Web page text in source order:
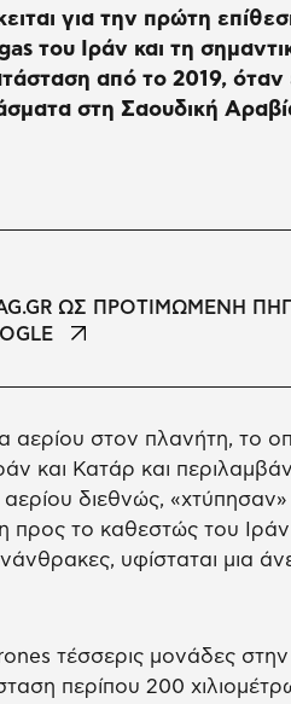
για την πρώτη
του Ιράν και τη
από το 2019, όταν
στη Σαουδική
ΩΣ ΠΡΟΤΙΜΩΜΕΝΗ
αερίου στον πλανήτη, το
και Κατάρ και
διεθνώς, «χτύπησαν»
προς το καθεστώς του
υφίσταται μια
τέσσερις μονάδες
περίπου 200